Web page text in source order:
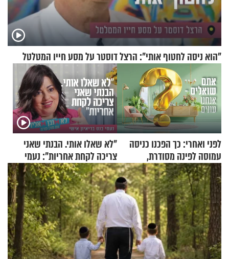
"הוא ניסה לחטוף אותי": הרצל דוסטר על מסע חייו המטלטל
לפני ואחרי: כך הפכנו כניסה
עמוסה לפינה מסודרת,
שימושית ומזמינה
"לא שאלו אותי. הבנתי שאני
צריכה לקחת אחריות": נעמי
בנט בריאיון אישי